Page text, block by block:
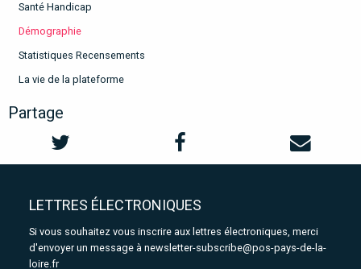
Santé Handicap
Démographie
Statistiques Recensements
La vie de la plateforme
Partage
LETTRES ÉLECTRONIQUES
Si vous souhaitez vous inscrire aux lettres électroniques, merci
d'envoyer un message à newsletter-subscribe@pos-pays-de-la-
loire.fr